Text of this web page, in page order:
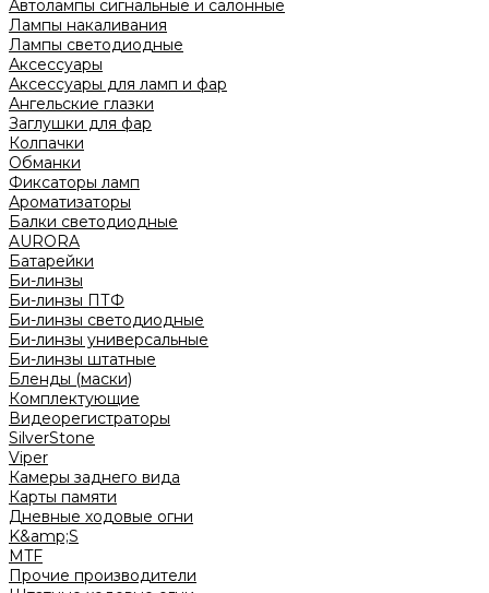
Автолампы сигнальные и салонные
Лампы накаливания
Лампы светодиодные
Аксессуары
Аксессуары для ламп и фар
Ангельские глазки
Заглушки для фар
Колпачки
Обманки
Фиксаторы ламп
Ароматизаторы
Балки светодиодные
AURORA
Батарейки
Би-линзы
Би-линзы ПТФ
Би-линзы светодиодные
Би-линзы универсальные
Би-линзы штатные
Бленды (маски)
Комплектующие
Видеорегистраторы
SilverStone
Viper
Камеры заднего вида
Карты памяти
Дневные ходовые огни
K&amp;S
MTF
Прочие производители